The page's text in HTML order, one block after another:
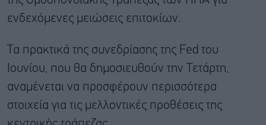
ενδεχόμενες μειώσεις επιτοκίων.
Τα πρακτικά της συνεδρίασης της Fed του
Ιουνίου, που θα δημοσιευθούν την Τετάρτη,
αναμένεται να προσφέρουν περισσότερα
στοιχεία για τις μελλοντικές προθέσεις της